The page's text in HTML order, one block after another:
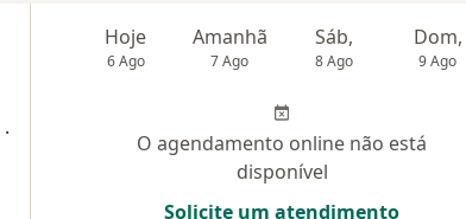
·
Hoje
6 Ago
Amanhã
7 Ago
Sáb,
8 Ago
Dom,
9 Ago
O agendamento online não está
disponível
Solicite um atendimento